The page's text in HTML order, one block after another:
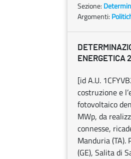
Sezione:
Argomenti:
ENERGETICA
[id A.U.
costruzione e
fotovoltaico
MWp, da
connesse,
Manduria (TA).
(GE), Salita di